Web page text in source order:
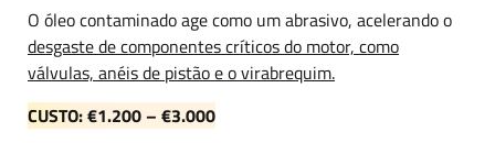
O óleo contaminado age como um abrasivo, acelerando o
desgaste de componentes críticos do motor, como
válvulas, anéis de pistão e o virabrequim.
CUSTO: €1.200 – €3.000